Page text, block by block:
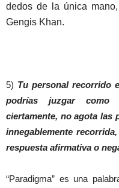
dedos de la única
Gengis Khan.
5) Tu personal recorrido
podrías juzgar como
ciertamente, no agota las
innegablemente
respuesta afirmativa o
“Paradigma” es una